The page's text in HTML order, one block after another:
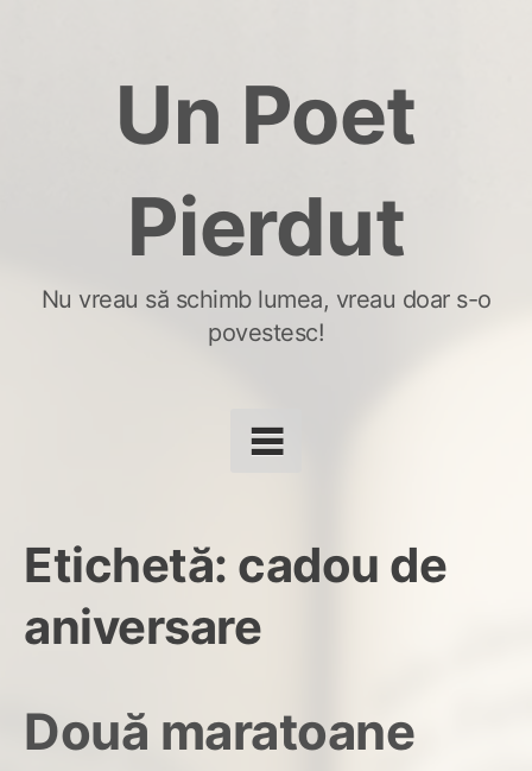
Un Poet
Pierdut
Nu vreau să schimb lumea, vreau doar s-o
povestesc!
Etichetă: cadou de
aniversare
Două maratoane